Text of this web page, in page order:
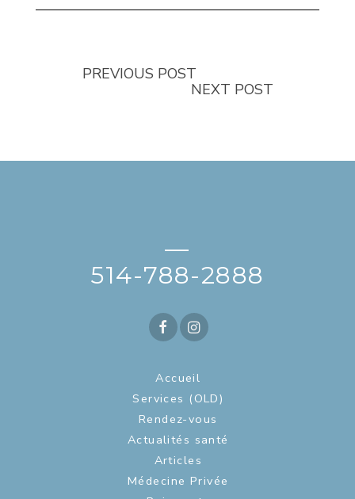
PREVIOUS POST
NEXT POST
—
514-788-2888
Accueil
Services (OLD)
Rendez-vous
Actualités santé
Articles
Médecine Privée